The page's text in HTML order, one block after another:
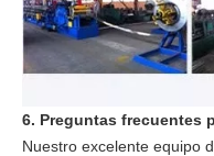
6. Preguntas frecuentes
Nuestro excelente equipo